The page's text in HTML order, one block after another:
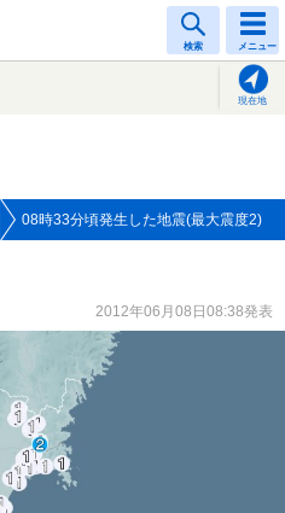
検索 メニュー
現在地
08時33分頃発生した地震(最大震度2)
2012年06月08日08:38発表